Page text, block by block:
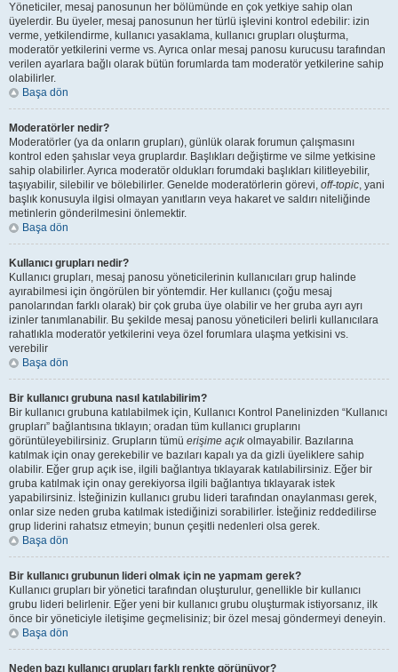
Yöneticiler, mesaj panosunun her bölümünde en çok yetkiye sahip olan
üyelerdir. Bu üyeler, mesaj panosunun her türlü işlevini kontrol edebilir: izin
verme, yetkilendirme, kullanıcı yasaklama, kullanıcı grupları oluşturma,
moderatör yetkilerini verme vs. Ayrıca onlar mesaj panosu kurucusu tarafından
verilen ayarlara bağlı olarak bütün forumlarda tam moderatör yetkilerine sahip
olabilirler.
Başa dön
Moderatörler nedir?
Moderatörler (ya da onların grupları), günlük olarak forumun çalışmasını
kontrol eden şahıslar veya gruplardır. Başlıkları değiştirme ve silme yetkisine
sahip olabilirler. Ayrıca moderatör oldukları forumdaki başlıkları kilitleyebilir,
taşıyabilir, silebilir ve bölebilirler. Genelde moderatörlerin görevi, off-topic, yani
başlık konusuyla ilgisi olmayan yanıtların veya hakaret ve saldırı niteliğinde
metinlerin gönderilmesini önlemektir.
Başa dön
Kullanıcı grupları nedir?
Kullanıcı grupları, mesaj panosu yöneticilerinin kullanıcıları grup halinde
ayırabilmesi için öngörülen bir yöntemdir. Her kullanıcı (çoğu mesaj
panolarından farklı olarak) bir çok gruba üye olabilir ve her gruba ayrı ayrı
izinler tanımlanabilir. Bu şekilde mesaj panosu yöneticileri belirli kullanıcılara
rahatlıkla moderatör yetkilerini veya özel forumlara ulaşma yetkisini vs.
verebilir
Başa dön
Bir kullanıcı grubuna nasıl katılabilirim?
Bir kullanıcı grubuna katılabilmek için, Kullanıcı Kontrol Panelinizden “Kullanıcı
grupları” bağlantısına tıklayın; oradan tüm kullanıcı gruplarını
görüntüleyebilirsiniz. Grupların tümü erişime açıkolmayabilir. Bazılarına
katılmak için onay gerekebilir ve bazıları kapalı ya da gizli üyeliklere sahip
olabilir. Eğer grup açık ise, ilgili bağlantıya tıklayarak katılabilirsiniz. Eğer bir
gruba katılmak için onay gerekiyorsa ilgili bağlantıya tıklayarak istek
yapabilirsiniz. İsteğinizin kullanıcı grubu lideri tarafından onaylanması gerek,
onlar size neden gruba katılmak istediğinizi sorabilirler. İsteğiniz reddedilirse
grup liderini rahatsız etmeyin; bunun çeşitli nedenleri olsa gerek.
Başa dön
Bir kullanıcı grubunun lideri olmak için ne yapmam gerek?
Kullanıcı grupları bir yönetici tarafından oluşturulur, genellikle bir kullanıcı
grubu lideri belirlenir. Eğer yeni bir kullanıcı grubu oluşturmak istiyorsanız, ilk
önce bir yöneticiyle iletişime geçmelisiniz; bir özel mesaj göndermeyi deneyin.
Başa dön
Neden bazı kullanıcı grupları farklı renkte görünüyor?